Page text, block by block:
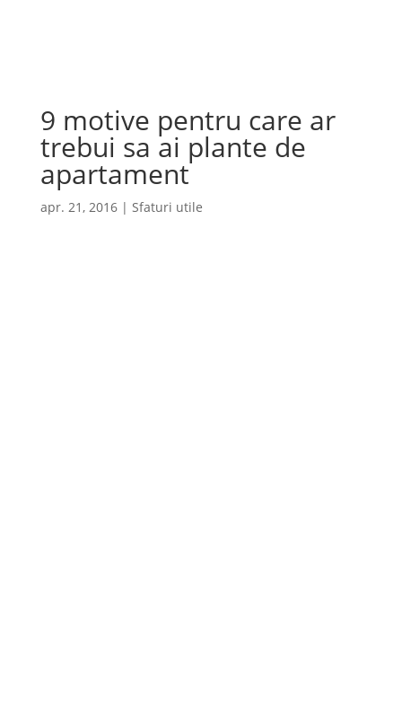
9 motive pentru care ar
trebui sa ai plante de
apartament
apr. 21, 2016| Sfaturi utile